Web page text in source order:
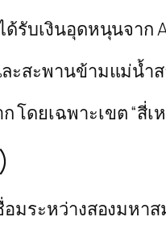
ด้รับเงินอุดหนุนจาก
ละสะพานข้ามแม่น้
ดยเฉพาะเขต “สี่
อมระหว่างสองมห